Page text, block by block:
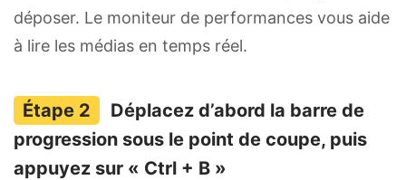
déposer. Le moniteur de performances vous aide
à lire les médias en temps réel.
Déplacez d’abord la barre de
progression sous le point de coupe, puis
appuyez sur « Ctrl + B »